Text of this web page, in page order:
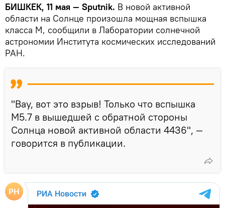
БИШКЕК, 11 мая — Sputnik. В новой активной
области на Солнце произошла мощная вспышка
класса М, сообщили в Лаборатории солнечной
астрономии Института космических исследований
РАН.
"Вау, вот это взрыв! Только что вспышка
M5.7 в вышедшей с обратной стороны
Солнца новой активной области 4436", —
говорится в публикации.